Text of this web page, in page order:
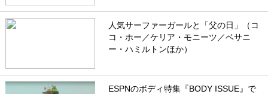
人気サーファーガールと「父の日」（コ
コ・ホー／ケリア・モニーツ／ベサニ
ー・ハミルトンほか）
ESPNのボディ特集『BODY ISSUE』で